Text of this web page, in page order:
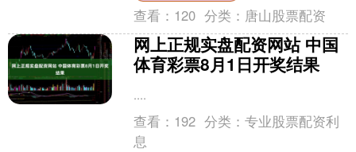
查看： 120 分类： 唐山股票配资
网上正规实盘配资网站 中国
体育彩票8月1日开奖结果
....
查看： 192 分类：专业股票配资利
息